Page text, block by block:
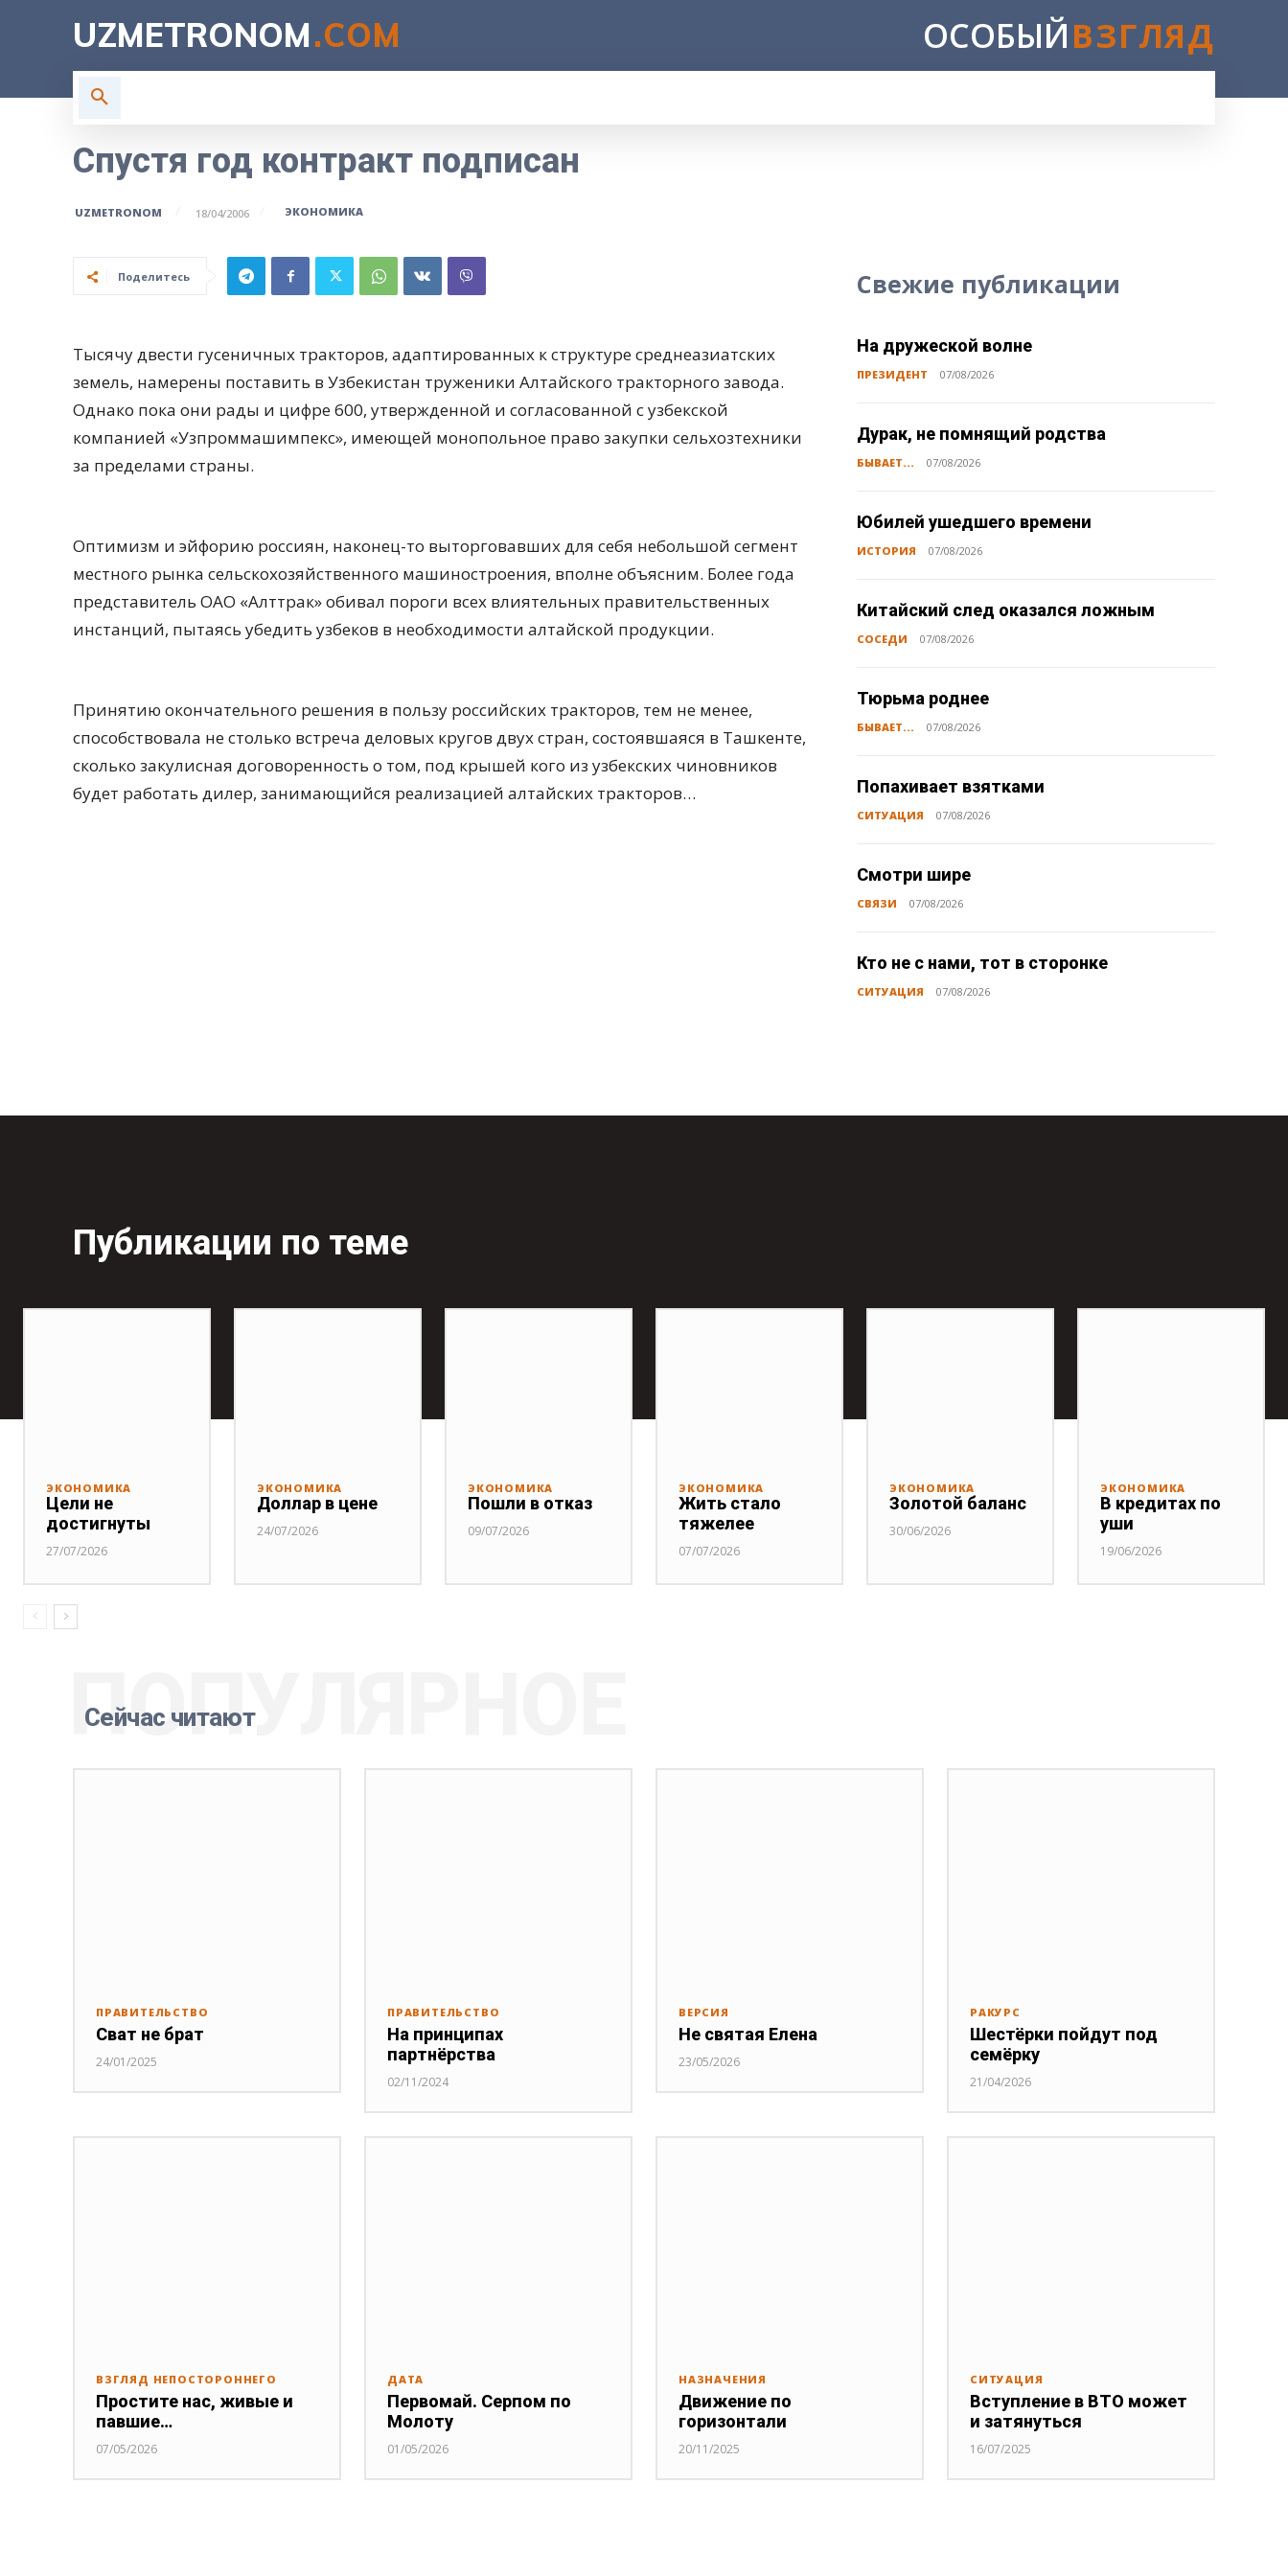
UZMETRONOM.COM ОСОБЫЙВЗГЛЯД
Спустя год контракт подписан
UZMETRONOM 18/04/2006 ЭКОНОМИКА
Поделитесь
Тысячу двести гусеничных тракторов, адаптированных к структуре среднеазиатских
земель, намерены поставить в Узбекистан труженики Алтайского тракторного завода.
Однако пока они рады и цифре 600, утвержденной и согласованной с узбекской
компанией «Узпроммашимпекс», имеющей монопольное право закупки сельхозтехники
за пределами страны.
Оптимизм и эйфорию россиян, наконец-то выторговавших для себя небольшой сегмент
местного рынка сельскохозяйственного машиностроения, вполне объясним. Более года
представитель ОАО «Алттрак» обивал пороги всех влиятельных правительственных
инстанций, пытаясь убедить узбеков в необходимости алтайской продукции.
Принятию окончательного решения в пользу российских тракторов, тем не менее,
способствовала не столько встреча деловых кругов двух стран, состоявшаяся в Ташкенте,
сколько закулисная договоренность о том, под крышей кого из узбекских чиновников
будет работать дилер, занимающийся реализацией алтайских тракторов…
Свежие публикации
На дружеской волне
ПРЕЗИДЕНТ 07/08/2026
Дурак, не помнящий родства
БЫВАЕТ... 07/08/2026
Юбилей ушедшего времени
ИСТОРИЯ 07/08/2026
Китайский след оказался ложным
СОСЕДИ 07/08/2026
Тюрьма роднее
БЫВАЕТ... 07/08/2026
Попахивает взятками
СИТУАЦИЯ 07/08/2026
Смотри шире
СВЯЗИ 07/08/2026
Кто не с нами, тот в сторонке
СИТУАЦИЯ 07/08/2026
Публикации по теме
ЭКОНОМИКА
Цели не
достигнуты
27/07/2026
ЭКОНОМИКА
Доллар в цене
24/07/2026
ЭКОНОМИКА
Пошли в отказ
09/07/2026
ЭКОНОМИКА
Жить стало
тяжелее
07/07/2026
ЭКОНОМИКА
Золотой баланс
30/06/2026
ЭКОНОМИКА
В кредитах по
уши
19/06/2026
Сейчас читают
ПОПУЛЯРНОЕ
ПРАВИТЕЛЬСТВО
Сват не брат
24/01/2025
ПРАВИТЕЛЬСТВО
На принципах
партнёрства
02/11/2024
ВЕРСИЯ
Не святая Елена
23/05/2026
РАКУРС
Шестёрки пойдут под
семёрку
21/04/2026
ВЗГЛЯД НЕПОСТОРОННЕГО
Простите нас, живые и
павшие…
07/05/2026
ДАТА
Первомай. Серпом по
Молоту
01/05/2026
НАЗНАЧЕНИЯ
Движение по
горизонтали
20/11/2025
СИТУАЦИЯ
Вступление в ВТО может
и затянуться
16/07/2025